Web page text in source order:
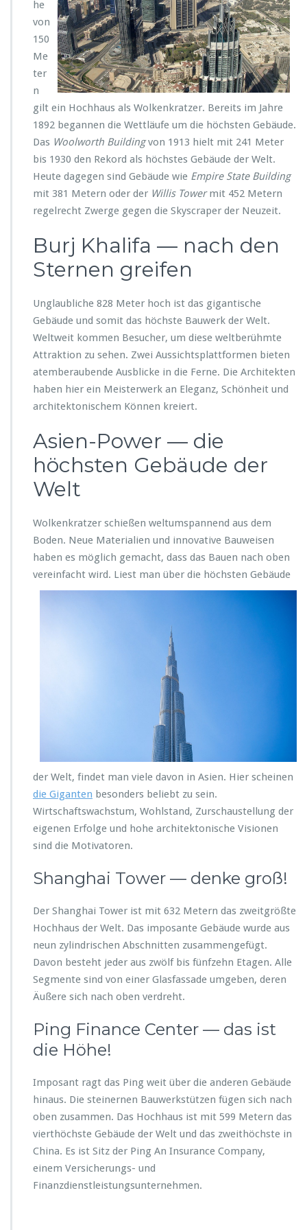
m
e
l
r
e
c
k
n
he
von
150
Me
ter
n
gilt ein Hochhaus als Wolkenkratzer. Bereits im Jahre
1892 begannen die Wettläufe um die höchsten Gebäude.
Das Woolworth Buildingvon 1913 hielt mit 241 Meter
bis 1930 den Rekord als höchstes Gebäude der Welt.
Heute dagegen sind Gebäude wie Empire State Building
mit 381 Metern oder der Willis Towermit 452 Metern
regelrecht Zwerge gegen die Skyscraper der Neuzeit.
Burj Khalifa — nach den
Sternen greifen
Unglaubliche 828 Meter hoch ist das gigantische
Gebäude und somit das höchste Bauwerk der Welt.
Weltweit kommen Besucher, um diese weltberühmte
Attraktion zu sehen. Zwei Aussichtsplattformen bieten
atemberaubende Ausblicke in die Ferne. Die Architekten
haben hier ein Meisterwerk an Eleganz, Schönheit und
architektonischem Können kreiert.
Asien-Power — die
höchsten Gebäude der
Welt
Wolkenkratzer schießen weltumspannend aus dem
Boden. Neue Materialien und innovative Bauweisen
haben es möglich gemacht, dass das Bauen nach oben
vereinfacht wird. Liest man über die höchsten Gebäude
der Welt, findet man viele davon in Asien. Hier scheinen
die Giganten besonders beliebt zu sein.
Wirtschaftswachstum, Wohlstand, Zurschaustellung der
eigenen Erfolge und hohe architektonische Visionen
sind die Motivatoren.
Shanghai Tower — denke groß!
Der Shanghai Tower ist mit 632 Metern das zweitgrößte
Hochhaus der Welt. Das imposante Gebäude wurde aus
neun zylindrischen Abschnitten zusammengefügt.
Davon besteht jeder aus zwölf bis fünfzehn Etagen. Alle
Segmente sind von einer Glasfassade umgeben, deren
Äußere sich nach oben verdreht.
Ping Finance Center — das ist
die Höhe!
Imposant ragt das Ping weit über die anderen Gebäude
hinaus. Die steinernen Bauwerkstützen fügen sich nach
oben zusammen. Das Hochhaus ist mit 599 Metern das
vierthöchste Gebäude der Welt und das zweithöchste in
China. Es ist Sitz der Ping An Insurance Company,
einem Versicherungs- und
Finanzdienstleistungsunternehmen.